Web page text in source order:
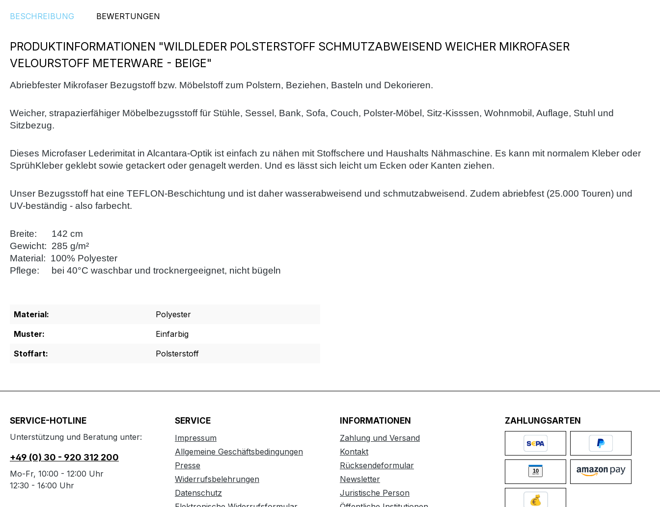
BESCHREIBUNG BEWERTUNGEN
PRODUKTINFORMATIONEN "WILDLEDER POLSTERSTOFF SCHMUTZABWEISEND WEICHER MIKROFASER
VELOURSTOFF METERWARE - BEIGE"
Abriebfester Mikrofaser Bezugstoff bzw. Möbelstoff zum Polstern, Beziehen, Basteln und Dekorieren.
Weicher, strapazierfähiger Möbelbezugsstoff für Stühle, Sessel, Bank, Sofa, Couch, Polster-Möbel, Sitz-Kisssen, Wohnmobil, Auflage, Stuhl und
Sitzbezug.
Dieses Microfaser Lederimitat in Alcantara-Optik ist einfach zu nähen mit Stoffschere und Haushalts Nähmaschine. Es kann mit normalem Kleber oder
SprühKleber geklebt sowie getackert oder genagelt werden. Und es lässt sich leicht um Ecken oder Kanten ziehen.
Unser Bezugsstoff hat eine TEFLON-Beschichtung und ist daher wasserabweisend und schmutzabweisend. Zudem abriebfest (25.000 Touren) und
UV-beständig - also farbecht.
Breite: 142 cm
Gewicht: 285 g/m²
Material: 100% Polyester
Pflege: bei 40°C waschbar und trocknergeeignet, nicht bügeln
Material:
Polyester
Muster:
Einfarbig
Stoffart:
Polsterstoff
SERVICE-HOTLINE
Unterstützung und Beratung unter:
+49 (0) 30 - 920 312 200
Mo-Fr, 10:00 - 12:00 Uhr
12:30 - 16:00 Uhr
SERVICE
Impressum
Allgemeine Geschäftsbedingungen
Presse
Widerrufsbelehrungen
Datenschutz
INFORMATIONEN
Zahlung und Versand
Kontakt
Rücksendeformular
Newsletter
Juristische Person
ZAHLUNGSARTEN